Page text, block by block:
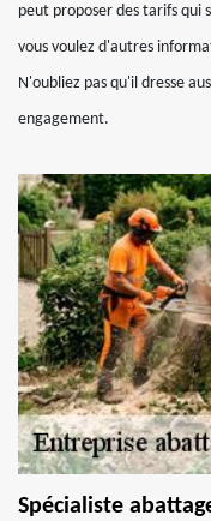
peut proposer des tarifs qui
vous voulez d'autres
N'oubliez pas qu'il dresse
engagement.
Spécialiste